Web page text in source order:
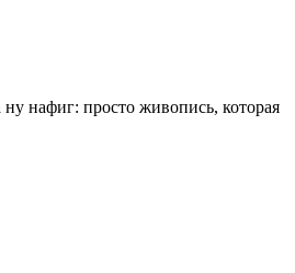
нафиг: просто живопись, которая